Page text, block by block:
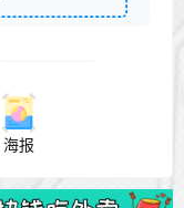
海报